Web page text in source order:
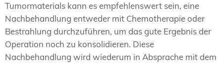
Tumormaterials kann es empfehlenswert sein, eine
Nachbehandlung entweder mit Chemotherapie oder
Bestrahlung durchzuführen, um das gute Ergebnis der
Operation noch zu konsolidieren. Diese
Nachbehandlung wird wiederum in Absprache mit dem